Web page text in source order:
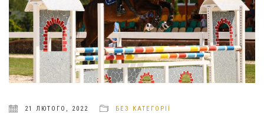
21 ЛЮТОГО, 2022 БЕЗ КАТЕГОРІЇ